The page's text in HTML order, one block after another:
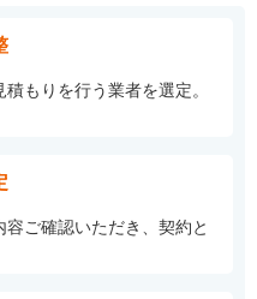
もりを行う業者を選定。
ご確認いただき、契約と